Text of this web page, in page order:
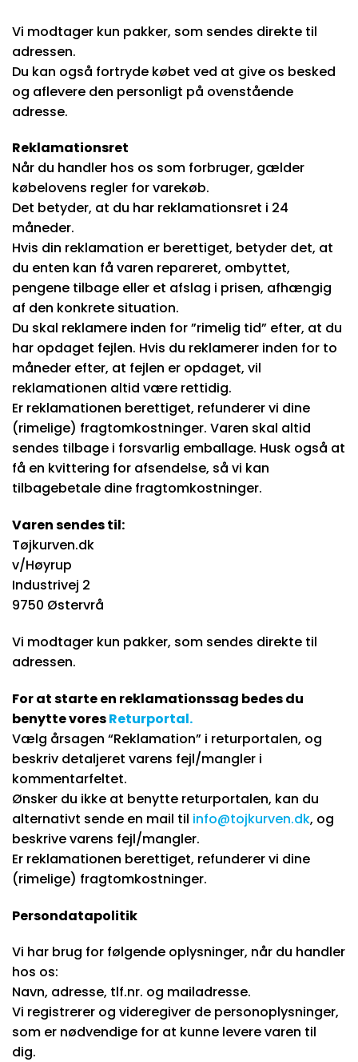
Vi modtager kun pakker, som sendes direkte til
adressen.
Du kan også fortryde købet ved at give os besked
og aflevere den personligt på ovenstående
adresse.
Reklamationsret
Når du handler hos os som forbruger, gælder
købelovens regler for varekøb.
Det betyder, at du har reklamationsret i 24
måneder.
Hvis din reklamation er berettiget, betyder det, at
du enten kan få varen repareret, ombyttet,
pengene tilbage eller et afslag i prisen, afhængig
af den konkrete situation.
Du skal reklamere inden for ”rimelig tid” efter, at du
har opdaget fejlen. Hvis du reklamerer inden for to
måneder efter, at fejlen er opdaget, vil
reklamationen altid være rettidig.
Er reklamationen berettiget, refunderer vi dine
(rimelige) fragtomkostninger. Varen skal altid
sendes tilbage i forsvarlig emballage. Husk også at
få en kvittering for afsendelse, så vi kan
tilbagebetale dine fragtomkostninger.
Varen sendes til:
Tøjkurven.dk
v/Høyrup
Industrivej 2
9750 Østervrå
Vi modtager kun pakker, som sendes direkte til
adressen.
For at starte en reklamationssag bedes du
benytte voresReturportal.
Vælg årsagen “Reklamation” i returportalen, og
beskriv detaljeret varens fejl/mangler i
kommentarfeltet.
Ønsker du ikke at benytte returportalen, kan du
alternativt sende en mail til info@tojkurven.dk, og
beskrive varens fejl/mangler.
Er reklamationen berettiget, refunderer vi dine
(rimelige) fragtomkostninger.
Persondatapolitik
Vi har brug for følgende oplysninger, når du handler
hos os:
Navn, adresse, tlf.nr. og mailadresse.
Vi registrerer og videregiver de personoplysninger,
som er nødvendige for at kunne levere varen til
dig.